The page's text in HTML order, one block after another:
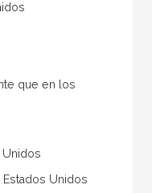
que en los
Unidos